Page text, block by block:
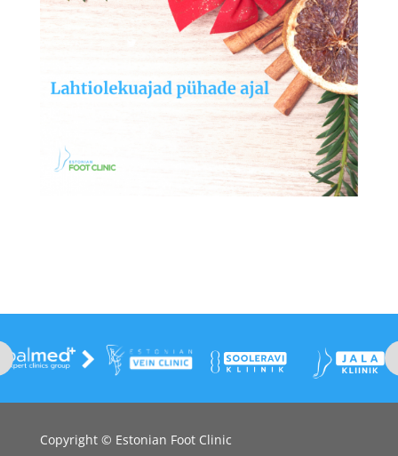
Copyright © Estonian Foot Clinic